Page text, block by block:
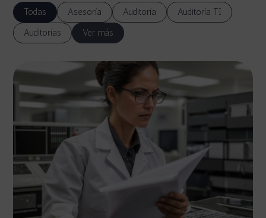
Todas Asesoría Auditoría
Auditoría TI
Auditorías
Ver más